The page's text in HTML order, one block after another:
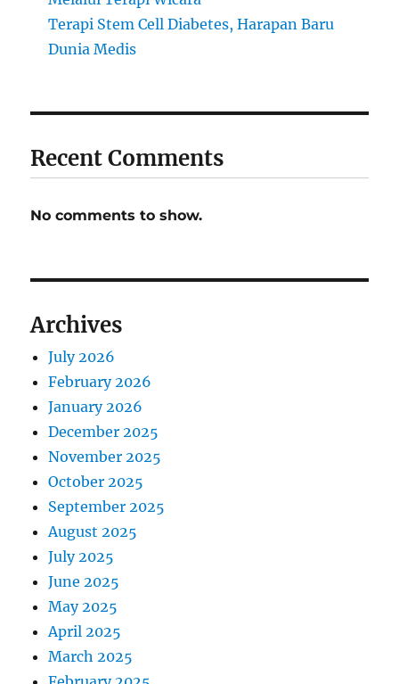
Terapi Stem Cell Diabetes, Harapan Baru
Dunia Medis
Recent Comments
No comments to show.
Archives
July 2026
February 2026
January 2026
December 2025
November 2025
October 2025
September 2025
August 2025
July 2025
June 2025
May 2025
April 2025
March 2025